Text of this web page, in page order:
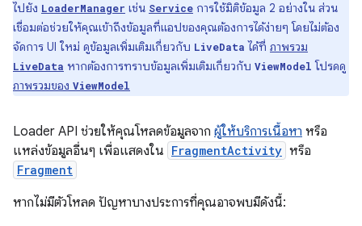
ไปยัง LoaderManager เช่น Service การใช้มิติข้อมูล 2 อย่างใน ส่วน
เชื่อมต่อช่วยให้คุณเข้าถึงข้อมูลที่แอปของคุณต้องการได้ง่ายๆ โดยไม่ต้อง
จัดการ UI ใหม่ ดูข้อมูลเพิ่มเติมเกี่ยวกับ LiveData ได้ที่ ภาพรวม
LiveData หากต้องการทราบข้อมูลเพิ่มเติมเกี่ยวกับ ViewModel โปรดดู
ภาพรวมของ ViewModel
Loader API ช่วยให้คุณโหลดข้อมูลจาก ผู้ให้บริการเนื้อหา หรือ
แหล่งข้อมูลอื่นๆ เพื่อแสดงใน FragmentActivity หรือ
Fragment
หากไม่มีตัวโหลด ปัญหาบางประการที่คุณอาจพบมีดังนี้: